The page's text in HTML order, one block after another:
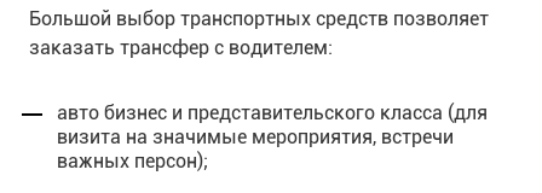
Большой выбор транспортных средств позволяет
заказать трансфер с водителем:
авто бизнес и представительского класса (для
визита на значимые мероприятия, встречи
важных персон);